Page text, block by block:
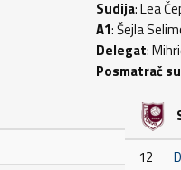
Sudija: Lea
A1: Šejla
Delegat:
Posmatrač
12